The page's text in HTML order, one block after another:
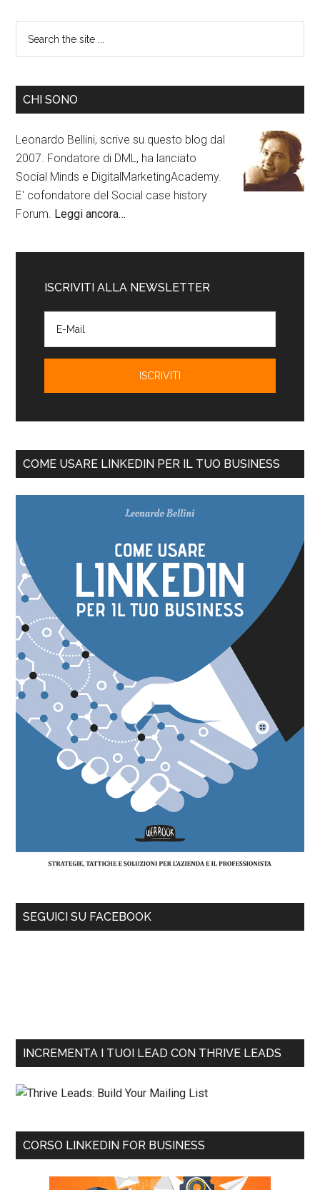
CHI SONO
Leonardo Bellini, scrive su questo blog dal
2007. Fondatore di DML, ha lanciato
Social Minds e DigitalMarketingAcademy.
E' cofondatore del Social case history
Forum. Leggi ancora…
ISCRIVITI ALLA NEWSLETTER
COME USARE LINKEDIN PER IL TUO BUSINESS
SEGUICI SU FACEBOOK
INCREMENTA I TUOI LEAD CON THRIVE LEADS
CORSO LINKEDIN FOR BUSINESS